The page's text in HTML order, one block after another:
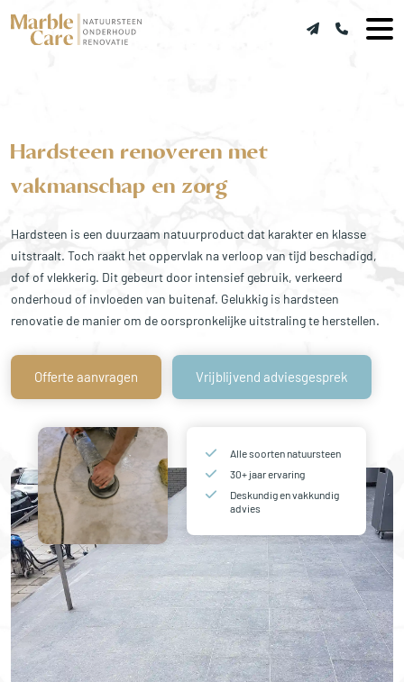
Hardsteen renoveren met
vakmanschap en zorg
Hardsteen is een duurzaam natuurproduct dat karakter en klasse
uitstraalt. Toch raakt het oppervlak na verloop van tijd beschadigd,
dof of vlekkerig. Dit gebeurt door intensief gebruik, verkeerd
onderhoud of invloeden van buitenaf. Gelukkig is hardsteen
renovatie de manier om de oorspronkelijke uitstraling te herstellen.
Offerte aanvragen Vrijblijvend adviesgesprek
Alle soorten natuursteen
30+ jaar ervaring
Deskundig en vakkundig
advies